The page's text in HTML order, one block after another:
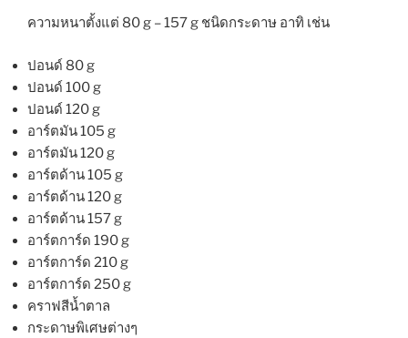
ความหนาตั้งแต่ 80 g – 157 g ชนิดกระดาษ อาทิ เช่น
ปอนด์ 80 g
ปอนด์ 100 g
ปอนด์ 120 g
อาร์ตมัน 105 g
อาร์ตมัน 120 g
อาร์ตด้าน 105 g
อาร์ตด้าน 120 g
อาร์ตด้าน 157 g
อาร์ตการ์ด 190 g
อาร์ตการ์ด 210 g
อาร์ตการ์ด 250 g
คราฟสีน้ำตาล
กระดาษพิเศษต่างๆ